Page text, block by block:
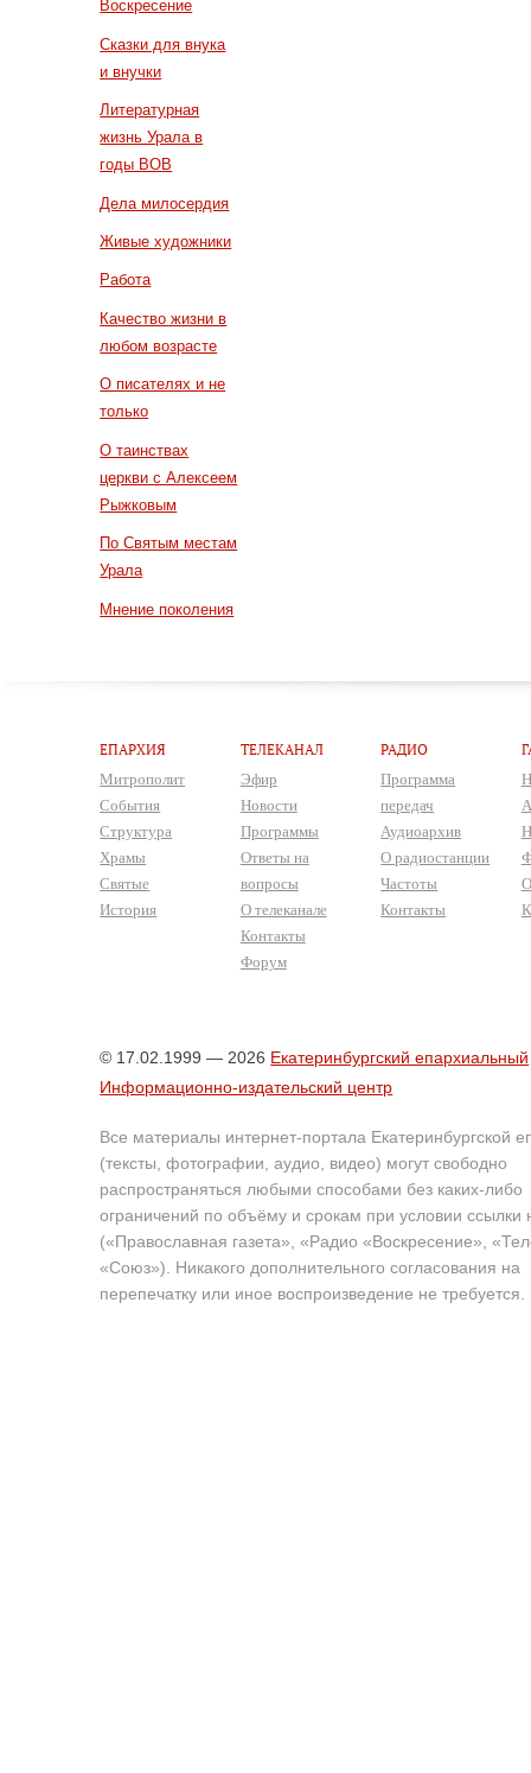
Воскресение
Сказки для внука
и внучки
Литературная
жизнь Урала в
годы ВОВ
Дела милосердия
Живые художники
Работа
Качество жизни в
любом возрасте
О писателях и не
только
О таинствах
церкви с Алексеем
Рыжковым
По Святым местам
Урала
Мнение поколения
ЕПАРХИЯ
Митрополит
События
Структура
Храмы
Святые
История
ТЕЛЕКАНАЛ
Эфир
Новости
Программы
Ответы на
вопросы
О телеканале
Контакты
Форум
РАДИО
Программа
передач
Аудиоархив
О радиостанции
Частоты
Контакты
© 17.02.1999 — 2026 Екатеринбургский епархиальный
Информационно-издательский центр
Все материалы интернет-портала Екатеринбургской
(тексты, фотографии, аудио, видео) могут свободно
распространяться любыми способами без каких-либо
ограничений по объёму и срокам при условии ссылки
(«Православная газета», «Радио «Воскресение»,
«Союз»). Никакого дополнительного согласования на
перепечатку или иное воспроизведение не требуется.